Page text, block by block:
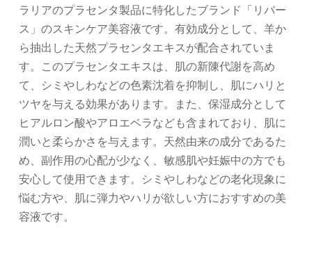
ラリアのプラセンタ製品に特化したブランド「リバー
ス」のスキンケア美容液です。有効成分として、羊か
ら抽出した天然プラセンタエキスが配合されていま
す。このプラセンタエキスは、肌の新陳代謝を高め
て、シミやしわなどの色素沈着を抑制し、肌にハリと
ツヤを与える効果があります。また、保湿成分として
ヒアルロン酸やアロエベラなども含まれており、肌に
潤いと柔らかさを与えます。天然由来の成分であるた
め、副作用の心配が少なく、敏感肌や妊娠中の方でも
安心して使用できます。シミやしわなどの老化現象に
悩む方や、肌に弾力やハリが欲しい方におすすめの美
容液です。